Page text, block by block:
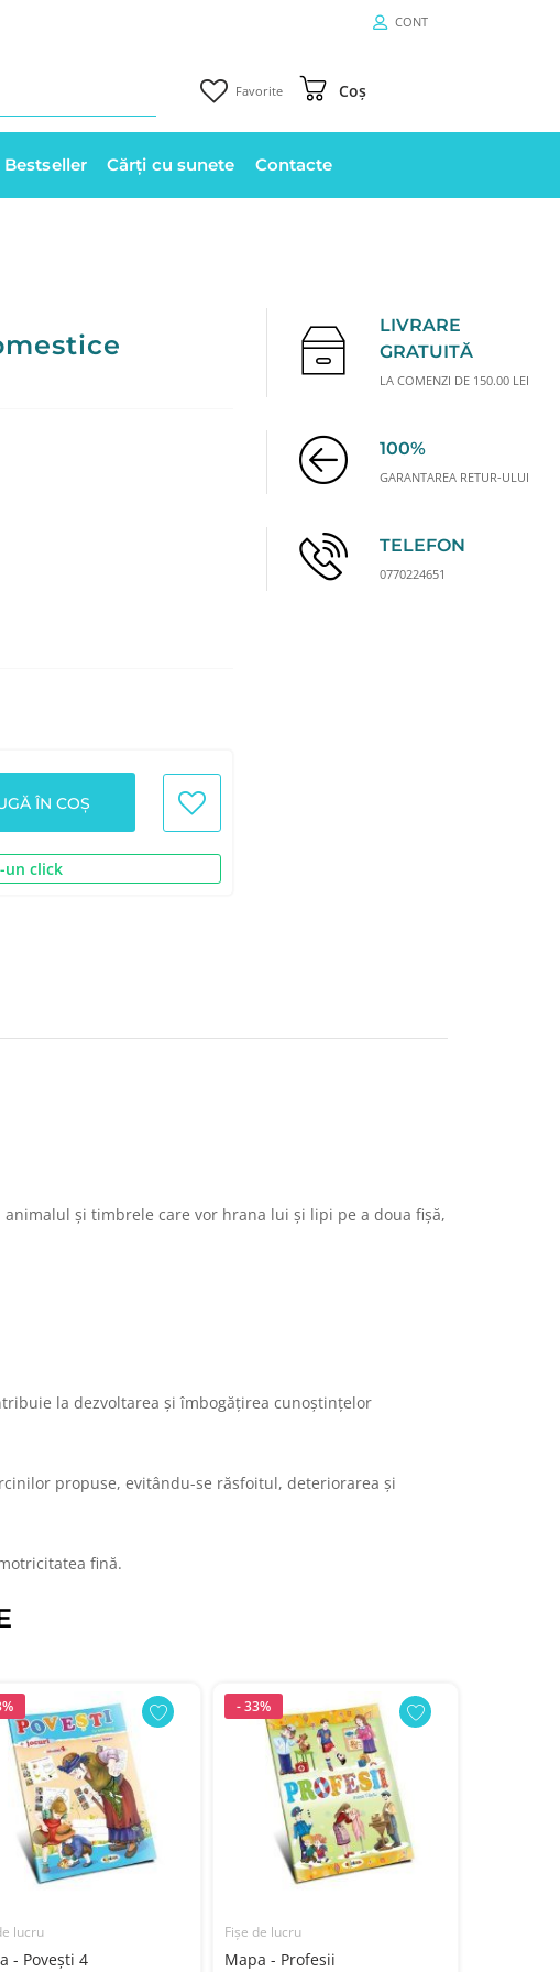
CONT
Favorite Coș
Bestseller Cărți cu sunete Contacte
ÎN COȘ
un click
LIVRARE
GRATUITĂ
LA COMENZI DE 150.00 LEI
100%
GARANTAREA RETUR-ULUI
TELEFON
0770224651
și timbrele care vor hrana lui și lipi pe a doua fișă,
la dezvoltarea și îmbogățirea cunoștințelor
propuse, evitându-se răsfoitul, deteriorarea și
fină.
lucru
- Povești 4
- 33%
Fișe de lucru
Mapa - Profesii